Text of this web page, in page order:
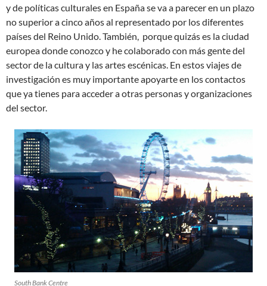
y de políticas culturales en España se va a parecer en un plazo
no superior a cinco años al representado por los diferentes
países del Reino Unido. También, porque quizás es la ciudad
europea donde conozco y he colaborado con más gente del
sector de la cultura y las artes escénicas. En estos viajes de
investigación es muy importante apoyarte en los contactos
que ya tienes para acceder a otras personas y organizaciones
del sector.
South Bank Centre